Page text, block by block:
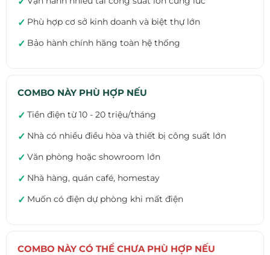
✓ Phù hợp cơ sở kinh doanh và biệt thự lớn
✓ Bảo hành chính hãng toàn hệ thống
COMBO NÀY PHÙ HỢP NẾU
✓ Tiền điện từ 10 - 20 triệu/tháng
✓ Nhà có nhiều điều hòa và thiết bị công suất lớn
✓ Văn phòng hoặc showroom lớn
✓ Nhà hàng, quán café, homestay
✓ Muốn có điện dự phòng khi mất điện
COMBO NÀY CÓ THỂ CHƯA PHÙ HỢP NẾU